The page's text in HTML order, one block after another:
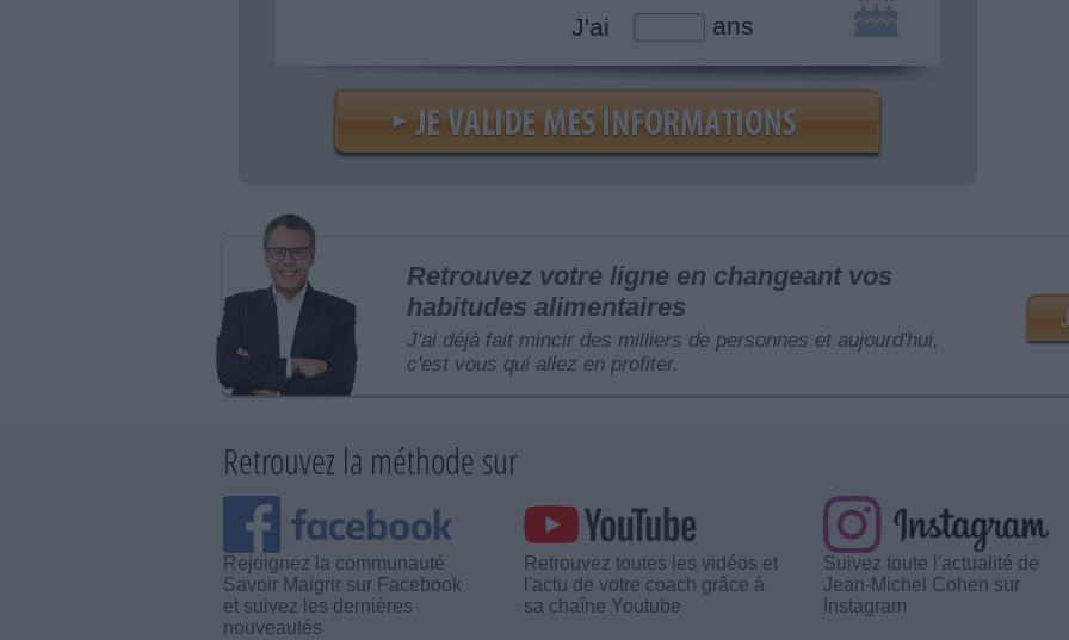
J'ai ans
Retrouvez votre ligne en changeant vos
habitudes alimentaires
J'ai déjà fait mincir des milliers de personnes et aujourd'hui,
c'est vous qui allez en profiter.
Retrouvez la méthode sur
Rejoignez la communauté
Savoir Maigrir sur Facebook
et suivez les dernières
nouveautés
Retrouvez toutes les vidéos et
l'actu de votre coach grâce à
sa chaîne Youtube
Suivez toute l'actualité de
Jean-Michel Cohen sur
Instagram